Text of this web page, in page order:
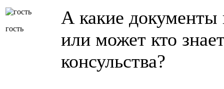
гость
А какие документы
или может кто
консульства?